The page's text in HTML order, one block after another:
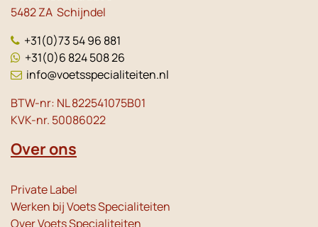
5482 ZA Schijndel
+31(0)73 54 96 881
+31(0)6 824 508 26
info@voetsspecialiteiten.nl
BTW-nr: NL 822541075B01
KVK-nr. 50086022
Over ons
Private Label
Werken bij Voets Specialiteiten
Over Voets Specialiteiten